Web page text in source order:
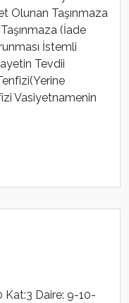
Olunan Taşınmaza
(İade
İstemli
Tevdii
Vasiyetnamenin
Kat:3 Daire: 9-10-